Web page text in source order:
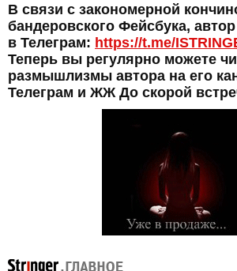
В связи с закономерной
бандеровского Фейсбука,
в Телеграм: https://t.me/
Теперь вы регулярно можете
размышлизмы автора на его
Телеграм и ЖЖ До скорой